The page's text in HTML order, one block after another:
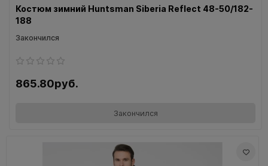
Костюм зимний Huntsman Siberia Reflect 48-50/182-
188
Закончился
865.80руб.
Закончился